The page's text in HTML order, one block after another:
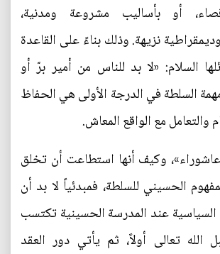
أو بأساليب مشروعة ومدنية،
نزيهة. وذلك بناءً على القاعدة
السلام: «لا بد للناس من أمير برّ أو
السلطة في الدرجة الأولى هي الحفاظ
والتعامل مع الواقع المعاش.
وكيف أنها استطاعت أن تخلق
الحسيني للسلطة، فمبدئياً لا بد أن
عند المدرسة الحسينية تكتسب
الله تعالى أولاً، ثم يأتي دور العقد